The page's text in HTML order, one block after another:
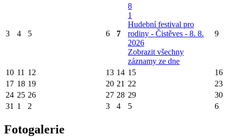
3 4 5 6 7
8
1
Hudební festival pro
rodiny - Čistěves - 8. 8.
2026
Zobrazit všechny
záznamy ze dne
9
10 11 12 13 14 15
16
17 18 19 20 21 22
23
24 25 26 27 28 29
30
31 1 2 3 4 5 6
Fotogalerie